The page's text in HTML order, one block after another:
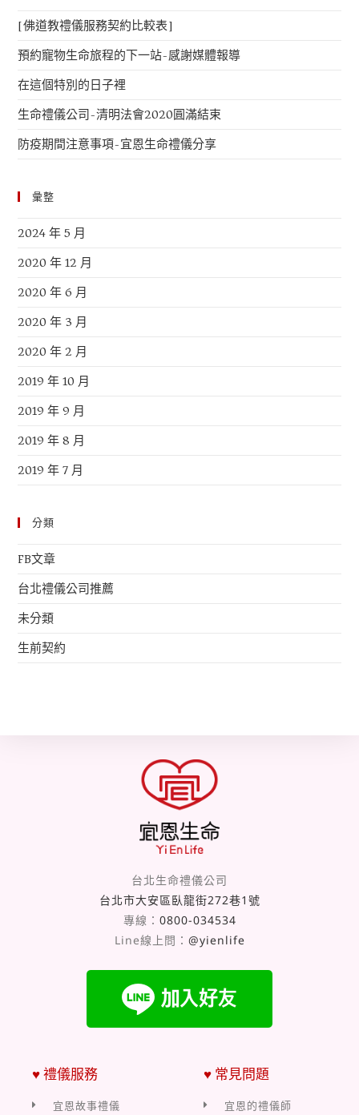
[佛道教禮儀服務契約比較表]
預約寵物生命旅程的下一站-感謝媒體報導
在這個特別的日子裡
生命禮儀公司-清明法會2020圓滿結束
防疫期間注意事項-宜恩生命禮儀分享
彙整
2024 年 5 月
2020 年 12 月
2020 年 6 月
2020 年 3 月
2020 年 2 月
2019 年 10 月
2019 年 9 月
2019 年 8 月
2019 年 7 月
分類
FB文章
台北禮儀公司推薦
未分類
生前契約
台北生命禮儀公司
台北市大安區臥龍街272巷1號
專線： 0800-034534
Line線上問： @yienlife
♥ 禮儀服務
宜恩故事禮儀
♥ 常見問題
宜恩的禮儀師